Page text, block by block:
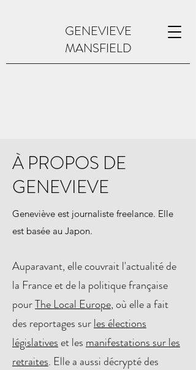
GENEVIEVE
MANSFIELD
À PROPOS DE
GENEVIEVE
Geneviève est journaliste freelance. Elle
est basée au Japon.
Auparavant, elle couvrait l'actualité de
la France et de la politique française
pourThe Local Europe, où elle a fait
des reportages surles élections
législativeset les manifestations sur les
retraites. Elle a aussi décrypté des